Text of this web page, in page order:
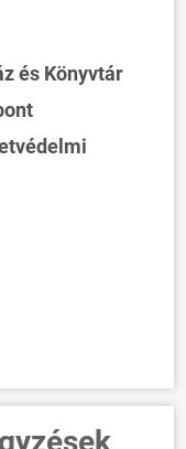
és Könyvtár